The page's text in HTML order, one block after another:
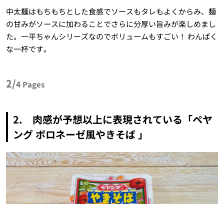
中太麺はもちもちとした食感でソースもタレもよくからみ、麺
の甘みがソースに加わることでさらに分厚い旨みが楽しめまし
た。一平ちゃんシリーズなのでボリュームもすごい！ わんぱく
な一杯です。
2/4 Pages
2. 肉感が予想以上に表現されている「ペヤ
ング ボロネーゼ風やきそば 」